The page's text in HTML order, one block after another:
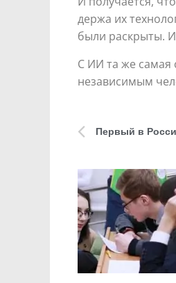
держа их
были раскрыты.
С ИИ та же самая
независимым